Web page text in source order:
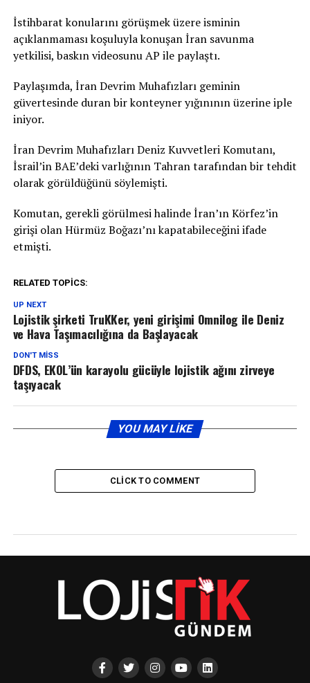
İstihbarat konularını görüşmek üzere isminin
açıklanmaması koşuluyla konuşan İran savunma
yetkilisi, baskın videosunu AP ile paylaştı.
Paylaşımda, İran Devrim Muhafızları geminin
güvertesinde duran bir konteyner yığınının üzerine iple
iniyor.
İran Devrim Muhafızları Deniz Kuvvetleri Komutanı,
İsrail’in BAE’deki varlığının Tahran tarafından bir tehdit
olarak görüldüğünü söylemişti.
Komutan, gerekli görülmesi halinde İran’ın Körfez’in
girişi olan Hürmüz Boğazı’nı kapatabileceğini ifade
etmişti.
RELATED TOPICS:
UP NEXT
Lojistik şirketi TruKKer, yeni girişimi Omnilog ile Deniz
ve Hava Taşımacılığına da Başlayacak
DON'T MISS
DFDS, EKOL’ün karayolu gücüyle lojistik ağını zirveye
taşıyacak
YOU MAY LIKE
CLICK TO COMMENT